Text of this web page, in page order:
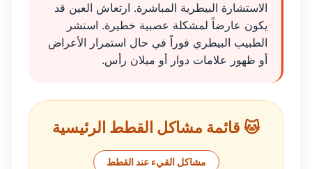
الاستشارة البيطرية المباشرة. ارتعاش العين قد
يكون عارضاً لمشكلة عصبية خطيرة. استشر
الطبيب البيطري فوراً في حال استمرار الأعراض
أو ظهور علامات دوار أو ميلان رأس.
🐱 قائمة مشاكل القطط الرئيسية
مشاكل القيء عند القطط